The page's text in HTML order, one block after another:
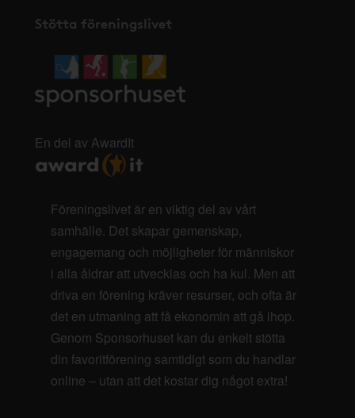
Stötta föreningslivet
En del av AwardIt
Föreningslivet är en viktig del av vårt
samhälle. Det skapar gemenskap,
engagemang och möjligheter för människor
i alla åldrar att utvecklas och ha kul. Men att
driva en förening kräver resurser, och ofta är
det en utmaning att få ekonomin att gå ihop.
Genom Sponsorhuset kan du enkelt stötta
din favoritförening samtidigt som du handlar
online – utan att det kostar dig något extra!